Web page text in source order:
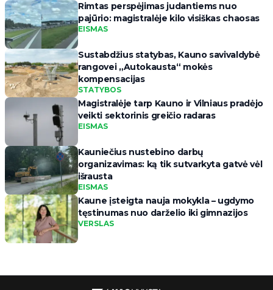
Rimtas perspėjimas judantiems nuo
pajūrio: magistralėje kilo visiškas chaosas
EISMAS
Sustabdžius statybas, Kauno savivaldybė
rangovei „Autokausta“ mokės
kompensacijas
STATYBOS
Magistralėje tarp Kauno ir Vilniaus pradėjo
veikti sektorinis greičio radaras
EISMAS
Kauniečius nustebino darbų
organizavimas: ką tik sutvarkyta gatvė vėl
išrausta
EISMAS
Kaune įsteigta nauja mokykla – ugdymo
tęstinumas nuo darželio iki gimnazijos
VERSLAS